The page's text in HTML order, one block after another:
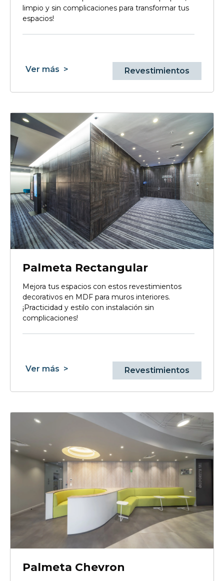
limpio y sin complicaciones para transformar tus
espacios!
Ver más > Revestimientos
Palmeta Rectangular
Mejora tus espacios con estos revestimientos
decorativos en MDF para muros interiores.
¡Practicidad y estilo con instalación sin
complicaciones!
Ver más > Revestimientos
Palmeta Chevron